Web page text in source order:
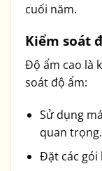
cuối năm.
Kiểm soát
Độ ẩm cao là
soát độ ẩm:
Sử dụng
quan trọng.
Đặt các gói